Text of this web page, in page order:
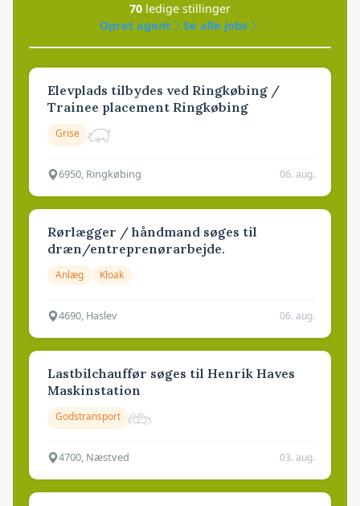
70 ledige stillinger
Opret agent
Se alle jobs
Elevplads tilbydes ved Ringkøbing /
Trainee placement Ringkøbing
Grise
6950, Ringkøbing 06. aug.
Rørlægger / håndmand søges til
dræn/entreprenørarbejde.
Anlæg Kloak
4690, Haslev 06. aug.
Lastbilchauffør søges til Henrik Haves
Maskinstation
Godstransport
4700, Næstved 03. aug.